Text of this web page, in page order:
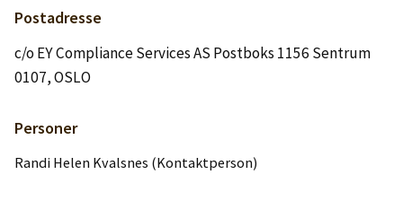
Postadresse
c/o EY Compliance Services AS Postboks 1156 Sentrum
0107, OSLO
Personer
Randi Helen Kvalsnes (Kontaktperson)